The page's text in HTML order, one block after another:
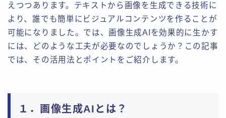
デモプリセット記事 Part07
トップページ
プライバシーポリシー
プロフィール
メニュー
えつつあります。テキストから画像を生成できる技術に
より、誰でも簡単にビジュアルコンテンツを作ることが
可能になりました。では、画像生成AIを効果的に生かす
には、どのような工夫が必要なのでしょうか？この記事
では、その活用法とポイントをご紹介します。
１．画像生成AIとは？